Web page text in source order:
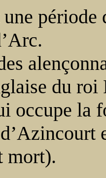
une
du
occupe la
mort).